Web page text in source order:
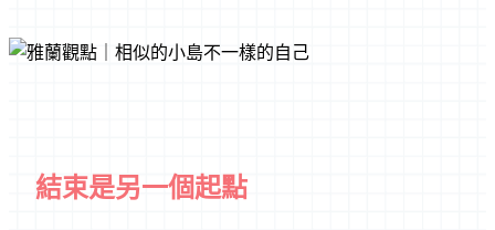
結束是另一個起點